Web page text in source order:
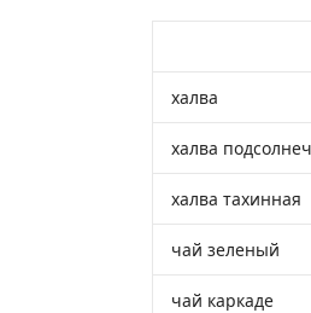
халва
халва
халва тахинная
чай зеленый
чай каркаде